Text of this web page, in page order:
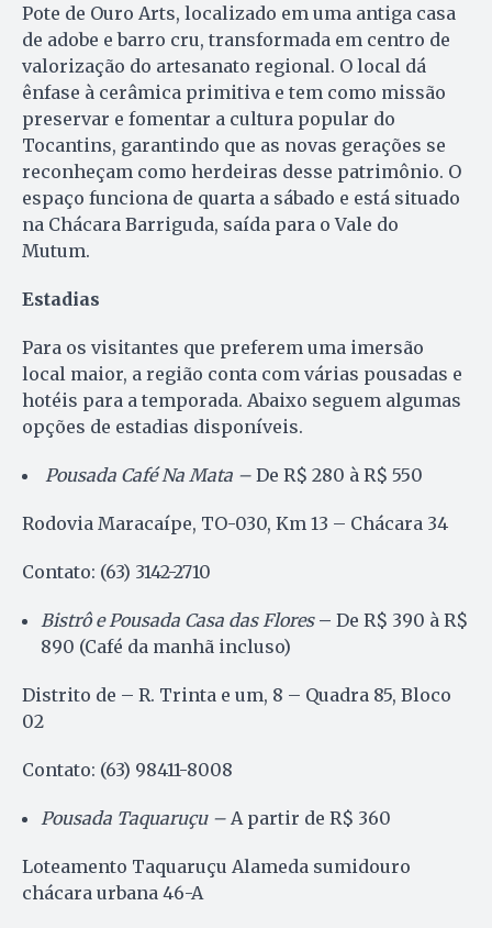
Pote de Ouro Arts, localizado em uma antiga casa
de adobe e barro cru, transformada em centro de
valorização do artesanato regional. O local dá
ênfase à cerâmica primitiva e tem como missão
preservar e fomentar a cultura popular do
Tocantins, garantindo que as novas gerações se
reconheçam como herdeiras desse patrimônio. O
espaço funciona de quarta a sábado e está situado
na Chácara Barriguda, saída para o Vale do
Mutum.
Estadias
Para os visitantes que preferem uma imersão
local maior, a região conta com várias pousadas e
hotéis para a temporada. Abaixo seguem algumas
opções de estadias disponíveis.
Pousada Café Na Mata – De R$ 280 à R$ 550
Rodovia Maracaípe, TO-030, Km 13 – Chácara 34
Contato: (63) 3142-2710
Bistrô e Pousada Casa das Flores– De R$ 390 à R$
890 (Café da manhã incluso)
Distrito de – R. Trinta e um, 8 – Quadra 85, Bloco
02
Contato: (63) 98411-8008
Pousada Taquaruçu – A partir de R$ 360
Loteamento Taquaruçu Alameda sumidouro
chácara urbana 46-A